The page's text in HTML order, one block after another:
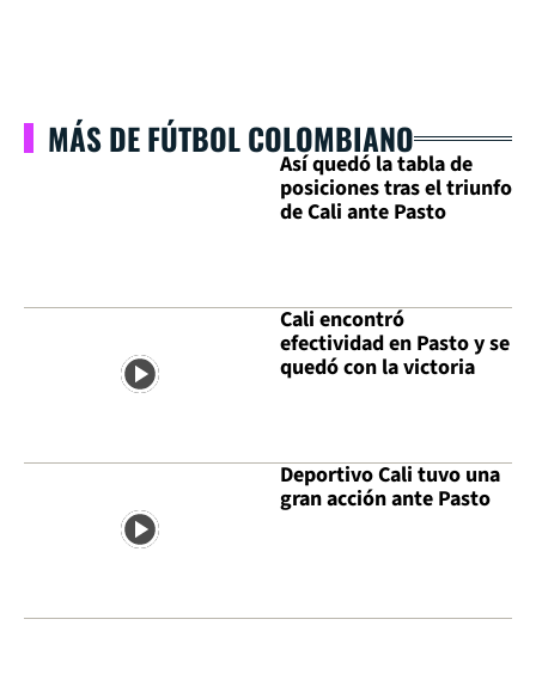
MÁS DE FÚTBOL COLOMBIANO
Así quedó la tabla de
posiciones tras el triunfo
de Cali ante Pasto
Cali encontró
efectividad en Pasto y se
quedó con la victoria
Deportivo Cali tuvo una
gran acción ante Pasto